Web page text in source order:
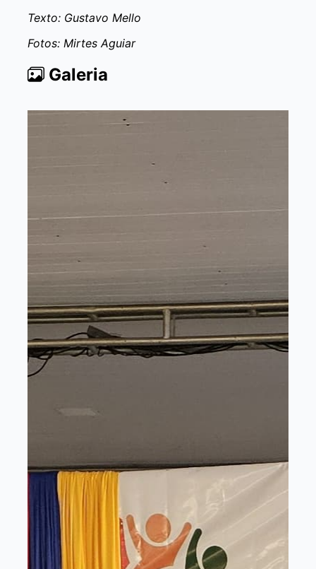
Texto: Gustavo Mello
Fotos: Mirtes Aguiar
Galeria